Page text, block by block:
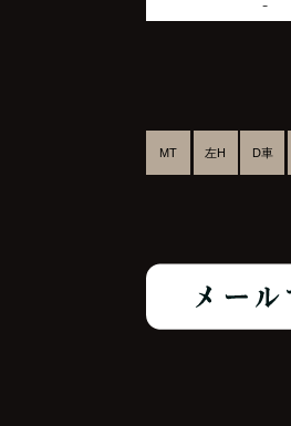
MT 左H D車